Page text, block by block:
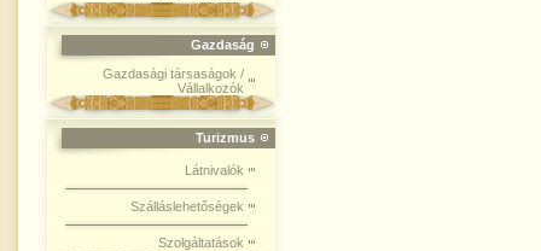
Gazdaság
Gazdasági társaságok /
Vállalkozók
Turizmus
Látnivalók
Szálláslehetőségek
Szolgáltatások